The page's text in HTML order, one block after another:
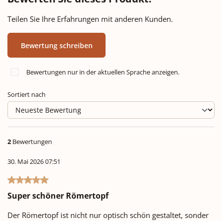
Teilen Sie Ihre Erfahrungen mit anderen Kunden.
Bewertung schreiben
Bewertungen nur in der aktuellen Sprache anzeigen.
Sortiert nach
2 Bewertungen
30. Mai 2026 07:51
Bewertung mit 5 von 5 Sternen
Super schöner Römertopf
Der Römertopf ist nicht nur optisch schön gestaltet, sonder